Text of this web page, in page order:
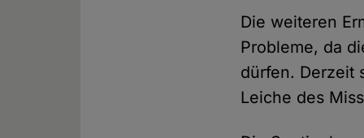
Die weiteren
Probleme, da
dürfen. Derzeit
Leiche des